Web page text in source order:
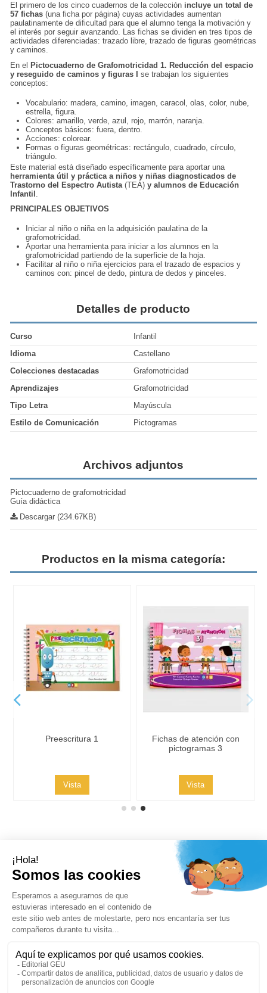
El primero de los cinco cuadernos de la colección incluye un total de
57 fichas (una ficha por página) cuyas actividades aumentan
paulatinamente de dificultad para que el alumno tenga la motivación y
el interés por seguir avanzando. Las fichas se dividen en tres tipos de
actividades diferenciadas: trazado libre, trazado de figuras geométricas
y caminos.
En el Pictocuaderno de Grafomotricidad 1. Reducción del espacio
y reseguido de caminos y figuras I
se trabajan los siguientes
conceptos:
Vocabulario: madera, camino, imagen, caracol, olas, color, nube,
estrella, figura.
Colores: amarillo, verde, azul, rojo, marrón, naranja.
Conceptos básicos: fuera, dentro.
Acciones: colorear.
Formas o figuras geométricas: rectángulo, cuadrado, círculo,
triángulo.
Este material está diseñado específicamente para aportar una
herramienta útil y práctica a niños y niñas diagnosticados de
Trastorno del Espectro Autista (TEA)y alumnos de Educación
Infantil
PRINCIPALES OBJETIVOS
Iniciar al niño o niña en la adquisición paulatina de la
grafomotricidad.
Aportar una herramienta para iniciar a los alumnos en la
grafomotricidad partiendo de la superficie de la hoja.
Facilitar al niño o niña ejercicios para el trazado de espacios y
caminos con: pincel de dedo, pintura de dedos y pinceles.
Detalles de producto
Curso
Infantil
Idioma
Castellano
Colecciones destacadas
Grafomotricidad
Aprendizajes
Grafomotricidad
Tipo Letra
Mayúscula
Estilo de Comunicación
Pictogramas
Archivos adjuntos
Pictocuaderno de grafomotricidad
Guía didáctica
Descargar (234.67KB)
Productos en la misma categoría:
Preescritura 1
Vista
Fichas de atención con
pictogramas 3
Vista
Síguenos